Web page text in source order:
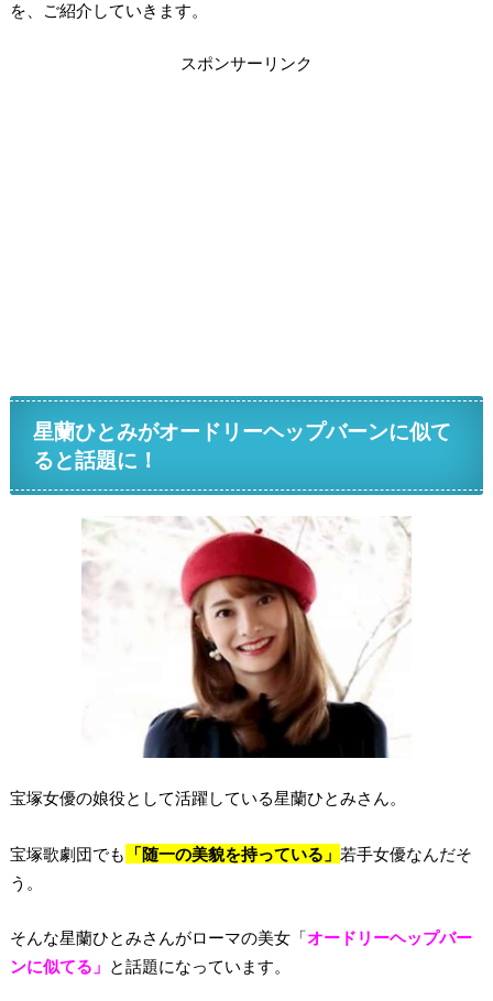
を、ご紹介していきます。
スポンサーリンク
星蘭ひとみがオードリーヘップバーンに似て
ると話題に！
宝塚女優の娘役として活躍している星蘭ひとみさん。
宝塚歌劇団でも 「随一の美貌を持っている」 若手女優なんだそ
う。
そんな星蘭ひとみさんがローマの美女「オードリーヘップバー
ンに似てる」 と話題になっています。